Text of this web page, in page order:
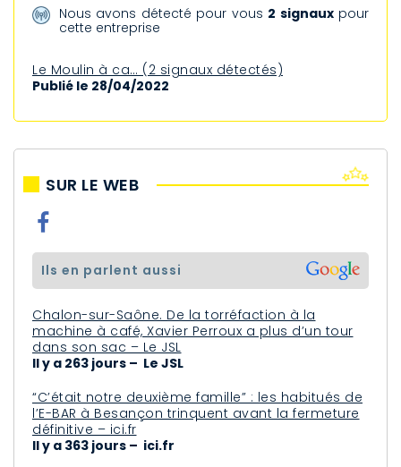
Nous avons détecté pour vous 2 signauxpour
cette entreprise
Le Moulin à ca… (2 signaux détectés)
Publié le 28/04/2022
SUR LE WEB
ils en parlent aussi
Chalon-sur-Saône. De la torréfaction à la
machine à café, Xavier Perroux a plus d’un tour
dans son sac – Le JSL
Il y a 263 jours – Le JSL
“C’était notre deuxième famille” : les habitués de
l’E-BAR à Besançon trinquent avant la fermeture
définitive – ici.fr
Il y a 363 jours – ici.fr